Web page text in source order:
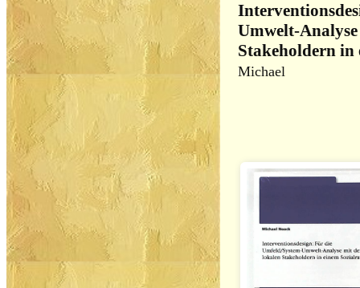
Umwelt-
Stakeholdern in
Michael